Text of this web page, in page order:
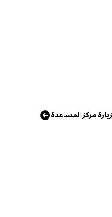
زيارة مركز المساعدة